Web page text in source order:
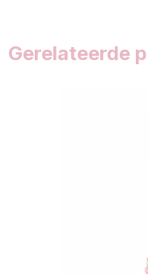
Gerelateerde